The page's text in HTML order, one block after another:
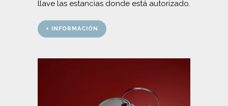
llave las estancias donde está autorizado.
+ INFORMACIÓN